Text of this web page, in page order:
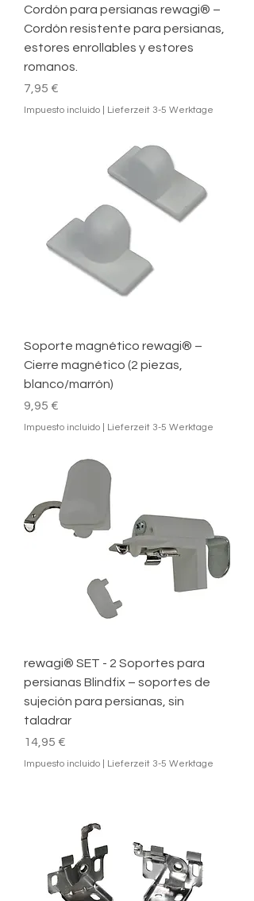
Cordón para persianas rewagi® –
Cordón resistente para persianas,
estores enrollables y estores
romanos.
Precio
7,95 €
Impuesto incluido Lieferzeit 3-5 Werktage
Soporte magnético rewagi® –
Cierre magnético (2 piezas,
blanco/marrón)
Precio
9,95 €
Impuesto incluido Lieferzeit 3-5 Werktage
rewagi® SET - 2 Soportes para
persianas Blindfix – soportes de
sujeción para persianas, sin
taladrar
Precio
14,95 €
Impuesto incluido Lieferzeit 3-5 Werktage